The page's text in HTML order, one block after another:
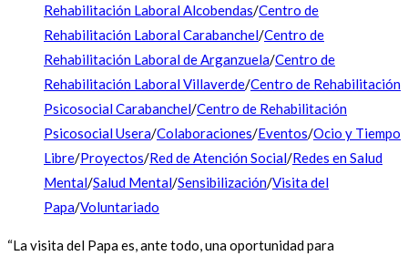
Rehabilitación Laboral Alcobendas/Centro de
Rehabilitación Laboral Carabanchel/Centro de
Rehabilitación Laboral de Arganzuela/Centro de
Rehabilitación Laboral Villaverde/Centro de Rehabilitación
Psicosocial Carabanchel/Centro de Rehabilitación
Psicosocial Usera/Colaboraciones/Eventos/Ocio y Tiempo
Libre/Proyectos/Red de Atención Social/Redes en Salud
Mental/Salud Mental/Sensibilización/Visita del
Papa/Voluntariado
“La visita del Papa es, ante todo, una oportunidad para